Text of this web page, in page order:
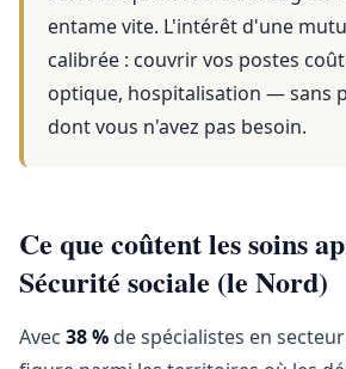
entame vite. L'intérêt d'une
calibrée : couvrir vos postes
optique, hospitalisation — sans
dont vous n'avez pas besoin.
Ce que coûtent les soins
Sécurité sociale (le Nord)
Avec 38 % de spécialistes en